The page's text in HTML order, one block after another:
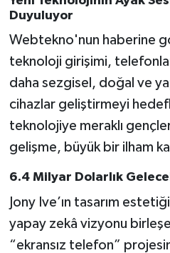
Duyuluyor
Webtekno'nun haberine
teknoloji girişimi,
daha sezgisel, doğal ve
cihazlar geliştirmeyi
teknolojiye meraklı
gelişme, büyük bir ilham
6.4 Milyar Dolarlık
Jony Ive’ın tasarım
yapay zekâ vizyonu
“ekransız telefon”